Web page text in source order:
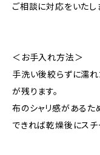
ご相談に対応をいたし
＜お手入れ方法＞
手洗い後絞らずに濡れ
が残ります。
布のシャリ感があるた
できれば乾燥後にスチ